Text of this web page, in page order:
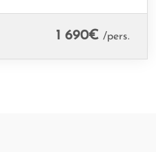
1 690€ /pers.